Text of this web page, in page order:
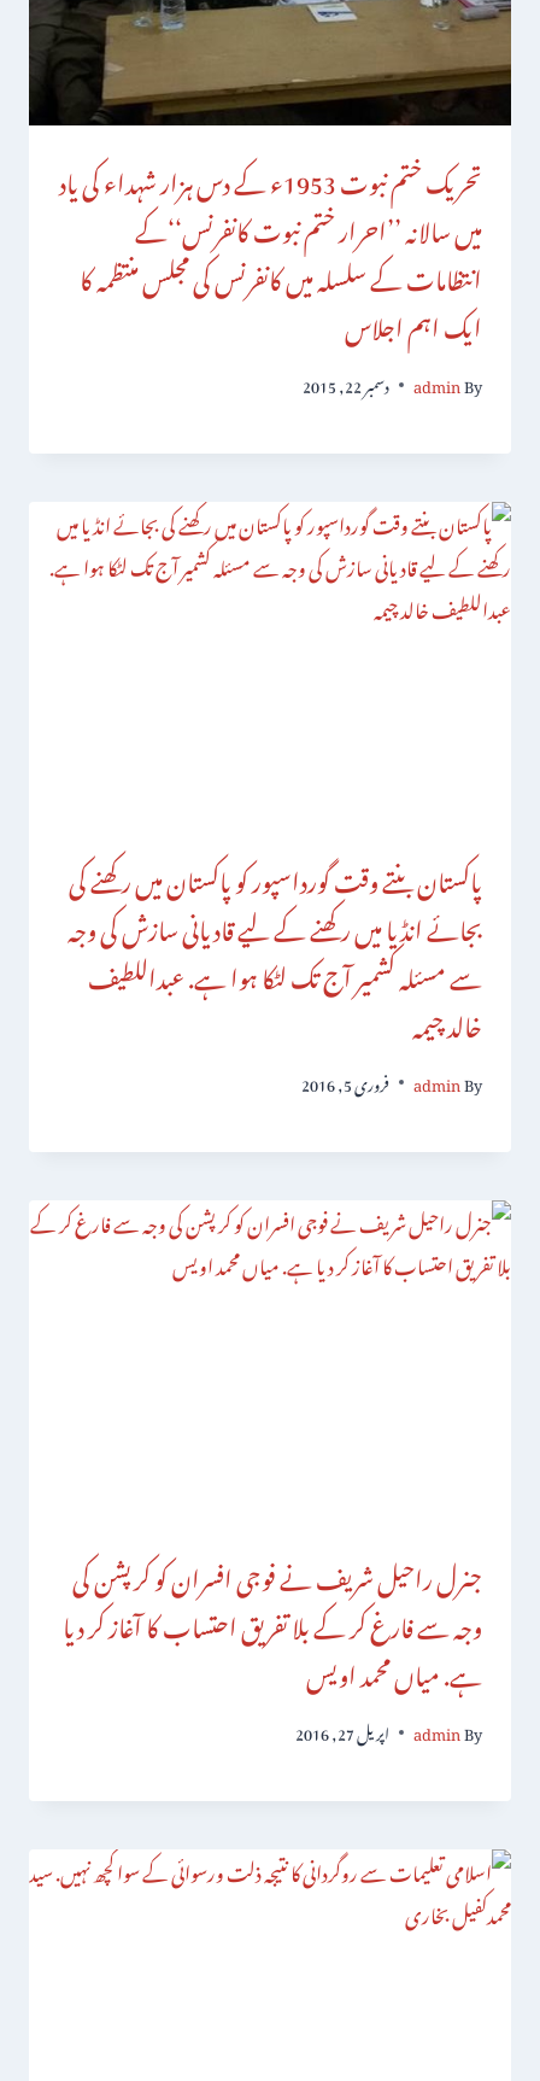
تحریک ختم نبوت 1953ء کے دس ہزار شہداء کی یاد
میں سالانہ ’’احرار ختم نبوت کانفرنس‘‘کے
انتظامات کے سلسلہ میں کانفرنس کی مجلس منتظمہ کا
ایک اہم اجلاس
By
admin دسمبر 22, 2015
پاکستان بنتے وقت گورداسپور کو پاکستان میں رکھنے کی
بجائے انڈیا میں رکھنے کے لیے قادیانی سازش کی وجہ
سے مسئلہ کشمیر آج تک لٹکا ہوا ہے. عبداللطیف
خالد چیمہ
By
admin فروری 5, 2016
جنرل راحیل شریف نے فوجی افسران کو کرپشن کی
وجہ سے فارغ کر کے بلا تفریق احتساب کا آغاز کر دیا
ہے. میاں محمد اویس
By
admin اپریل 27, 2016